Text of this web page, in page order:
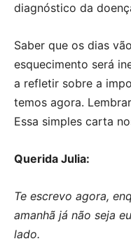
diagnóstico da
Saber que os dias
esquecimento será
a refletir sobre a
temos agora.
Essa simples carta
Querida Julia:
Te escrevo agora,
amanhã já não seja
lado.